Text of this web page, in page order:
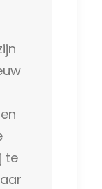
te